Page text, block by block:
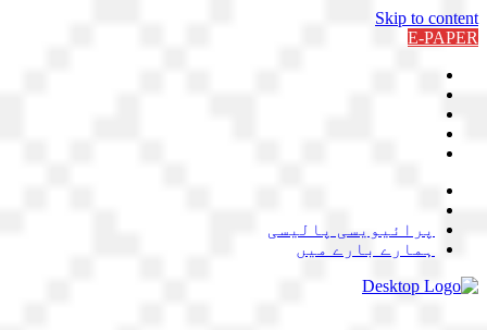
Skip to content
E-PAPER
پرائیویسی پالیسی
ہمارے بارے میں